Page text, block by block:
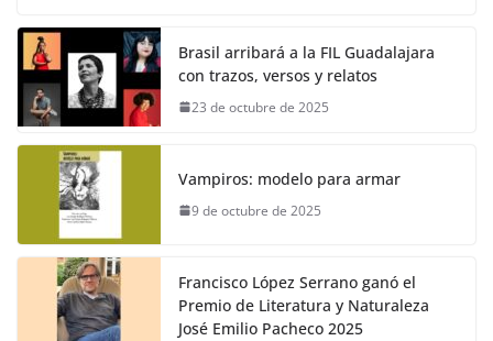
Brasil arribará a la FIL Guadalajara
con trazos, versos y relatos
23 de octubre de 2025
Vampiros: modelo para armar
9 de octubre de 2025
Francisco López Serrano ganó el
Premio de Literatura y Naturaleza
José Emilio Pacheco 2025